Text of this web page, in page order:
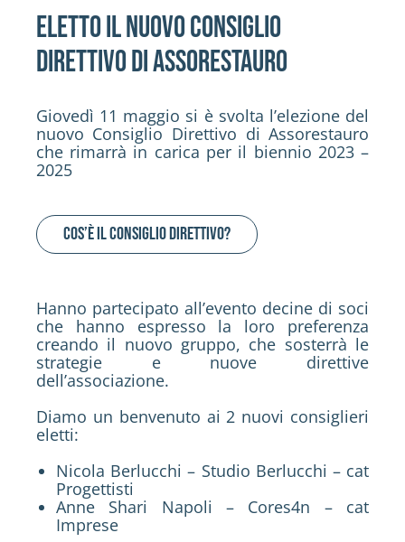
Eletto il nuovo Consiglio
Direttivo di Assorestauro
Giovedì 11 maggio si è svolta l’elezione del
nuovo Consiglio Direttivo di Assorestauro
che rimarrà in carica per il biennio 2023 –
2025
Cos’è il Consiglio Direttivo?
Hanno partecipato all’evento decine di soci
che hanno espresso la loro preferenza
creando il nuovo gruppo, che sosterrà le
strategie e nuove direttive
dell’associazione.
Diamo un benvenuto ai 2 nuovi consiglieri
eletti:
Nicola Berlucchi – Studio Berlucchi – cat
Progettisti
Anne Shari Napoli – Cores4n – cat
Imprese